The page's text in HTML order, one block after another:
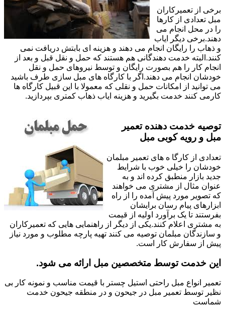
برخی از تعمیرکاران
مبل تعدادی از کارها
را در محل انجام می
دهند.برخی دیگر ایاب
و ذهاب را رایگان انجام می دهند و هزینه ای بابتش دریافت نمی
کنند.البته خدمت دهندگانی هم هستند که حمل و نقل قبل و بعد از
انجام کار را هم بصورت رایگان و توسط نیروهای حمل و نقل
خودشان انجام می دهند.اگر با کارگاه های مبل سازی طرف باشید
می توانید از امکانات حمل و نقلی که معمولا با این قبیل کارگاه ها
کارمی کنند خدمت بگیرید و هزینه ایاب ذهاب کمتری بپردازید.
توصیه خدمت دهنده تعمیر
مبل و رویه کوبی مبل
تعدادی از کارگا ه های تعمیر مبلمان
خودشان را خیلی خوب با شرایط
جدید بازار منطبق کرده اند و به
عنوان مثال از مشتری می خواهند
که تصویر مورد پیش آمده را از راه
ابزارهای پیام رسان برایشان
بفرستند تا یک برآورد اولیه از قیمت
به مشتری اعلام کنند.یکی از دیگر از راهنمایی هایی که تعمیرکاران
و سازندگان مبلمان توصیه می کنند تهیه پارچه مطلوب و مورد نیاز
پیش از سفارش کار است.
این خدمت توسط متخصصین مبل ارائه می شود.
تعمیر انواع مبل راحتی استیل چستر با قیمت مناسب و نمونه کار بی
نظیر توسط تعمیر مبل در جیحون و در منطقه جیحون خدمت
شماست